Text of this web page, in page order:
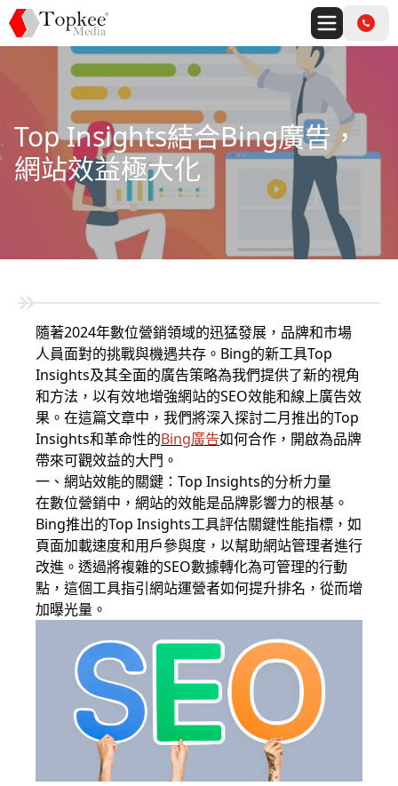
Top Insights結合Bing廣告，
網站效益極大化
隨著2024年數位營銷領域的迅猛發展，品牌和市場
人員面對的挑戰與機遇共存。Bing的新工具Top
Insights及其全面的廣告策略為我們提供了新的視角
和方法，以有效地增強網站的SEO效能和線上廣告效
果。在這篇文章中，我們將深入探討二月推出的Top
Insights和革命性的Bing廣告如何合作，開啟為品牌
帶來可觀效益的大門。
一、網站效能的關鍵：Top Insights的分析力量
在數位營銷中，網站的效能是品牌影響力的根基。
Bing推出的Top Insights工具評估關鍵性能指標，如
頁面加載速度和用戶參與度，以幫助網站管理者進行
改進。透過將複雜的SEO數據轉化為可管理的行動
點，這個工具指引網站運營者如何提升排名，從而增
加曝光量。